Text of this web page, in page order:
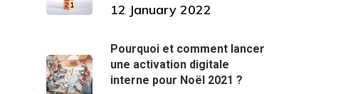
12 January 2022
Pourquoi et comment lancer
une activation digitale
interne pour Noël 2021 ?